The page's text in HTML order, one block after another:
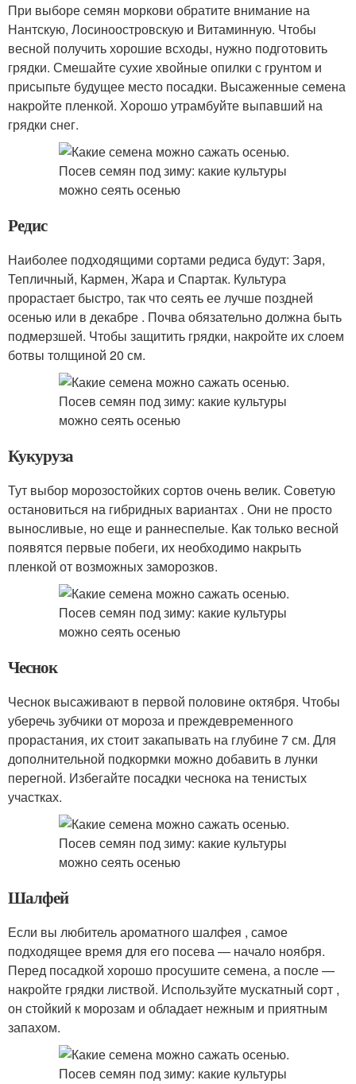
При выборе семян моркови обратите внимание на
Нантскую, Лосиноостровскую и Витаминную. Чтобы
весной получить хорошие всходы, нужно подготовить
грядки. Смешайте сухие хвойные опилки с грунтом и
присыпьте будущее место посадки. Высаженные семена
накройте пленкой. Хорошо утрамбуйте выпавший на
грядки снег.
Редис
Наиболее подходящими сортами редиса будут: Заря,
Тепличный, Кармен, Жара и Спартак. Культура
прорастает быстро, так что сеять ее лучше поздней
осенью или в декабре . Почва обязательно должна быть
подмерзшей. Чтобы защитить грядки, накройте их слоем
ботвы толщиной 20 см.
Кукуруза
Тут выбор морозостойких сортов очень велик. Советую
остановиться на гибридных вариантах . Они не просто
выносливые, но еще и раннеспелые. Как только весной
появятся первые побеги, их необходимо накрыть
пленкой от возможных заморозков.
Чеснок
Чеснок высаживают в первой половине октября. Чтобы
уберечь зубчики от мороза и преждевременного
прорастания, их стоит закапывать на глубине 7 см. Для
дополнительной подкормки можно добавить в лунки
перегной. Избегайте посадки чеснока на тенистых
участках.
Шалфей
Если вы любитель ароматного шалфея , самое
подходящее время для его посева — начало ноября.
Перед посадкой хорошо просушите семена, а после —
накройте грядки листвой. Используйте мускатный сорт ,
он стойкий к морозам и обладает нежным и приятным
запахом.